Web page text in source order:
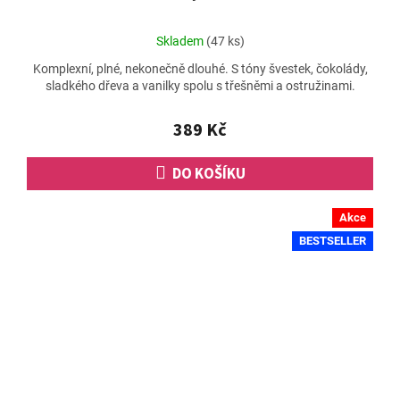
Průměrné
produktu
je
z
5
hvězdiček.
Skladem (47 ks)
389 Kč
DO KOŠÍKU
Komplexní, plné, nekonečně dlouhé. S tóny švestek, čokolády,
sladkého dřeva a vanilky spolu s třešněmi a ostružinami.
Akce
BESTSELLER